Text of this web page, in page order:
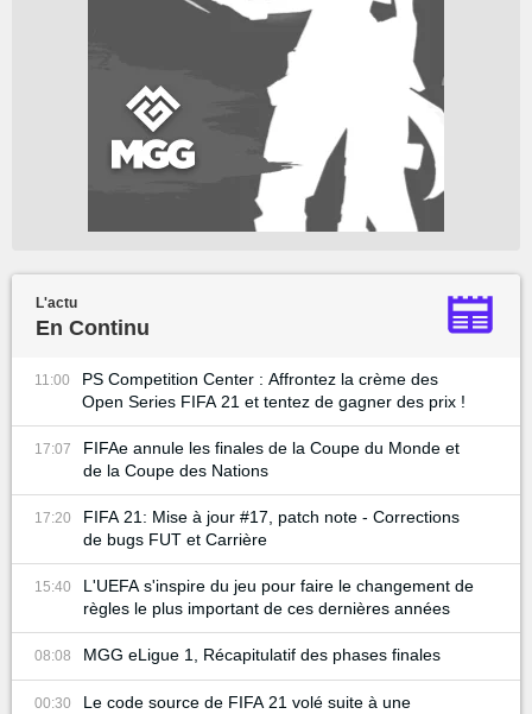
L'actu
En Continu
11:00
PS Competition Center : Affrontez la crème des
Open Series FIFA 21 et tentez de gagner des prix !
17:07
FIFAe annule les finales de la Coupe du Monde et
de la Coupe des Nations
17:20
FIFA 21: Mise à jour #17, patch note - Corrections
de bugs FUT et Carrière
15:40
L'UEFA s'inspire du jeu pour faire le changement de
règles le plus important de ces dernières années
08:08 MGG eLigue 1, Récapitulatif des phases finales
00:30
Le code source de FIFA 21 volé suite à une